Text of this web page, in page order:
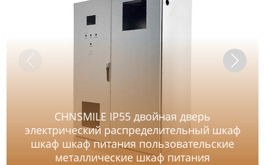
CHNSMILE IP55 двойная дверь
электрический распределительный шкаф
шкаф шкаф питания пользовательские
металлические шкаф питания